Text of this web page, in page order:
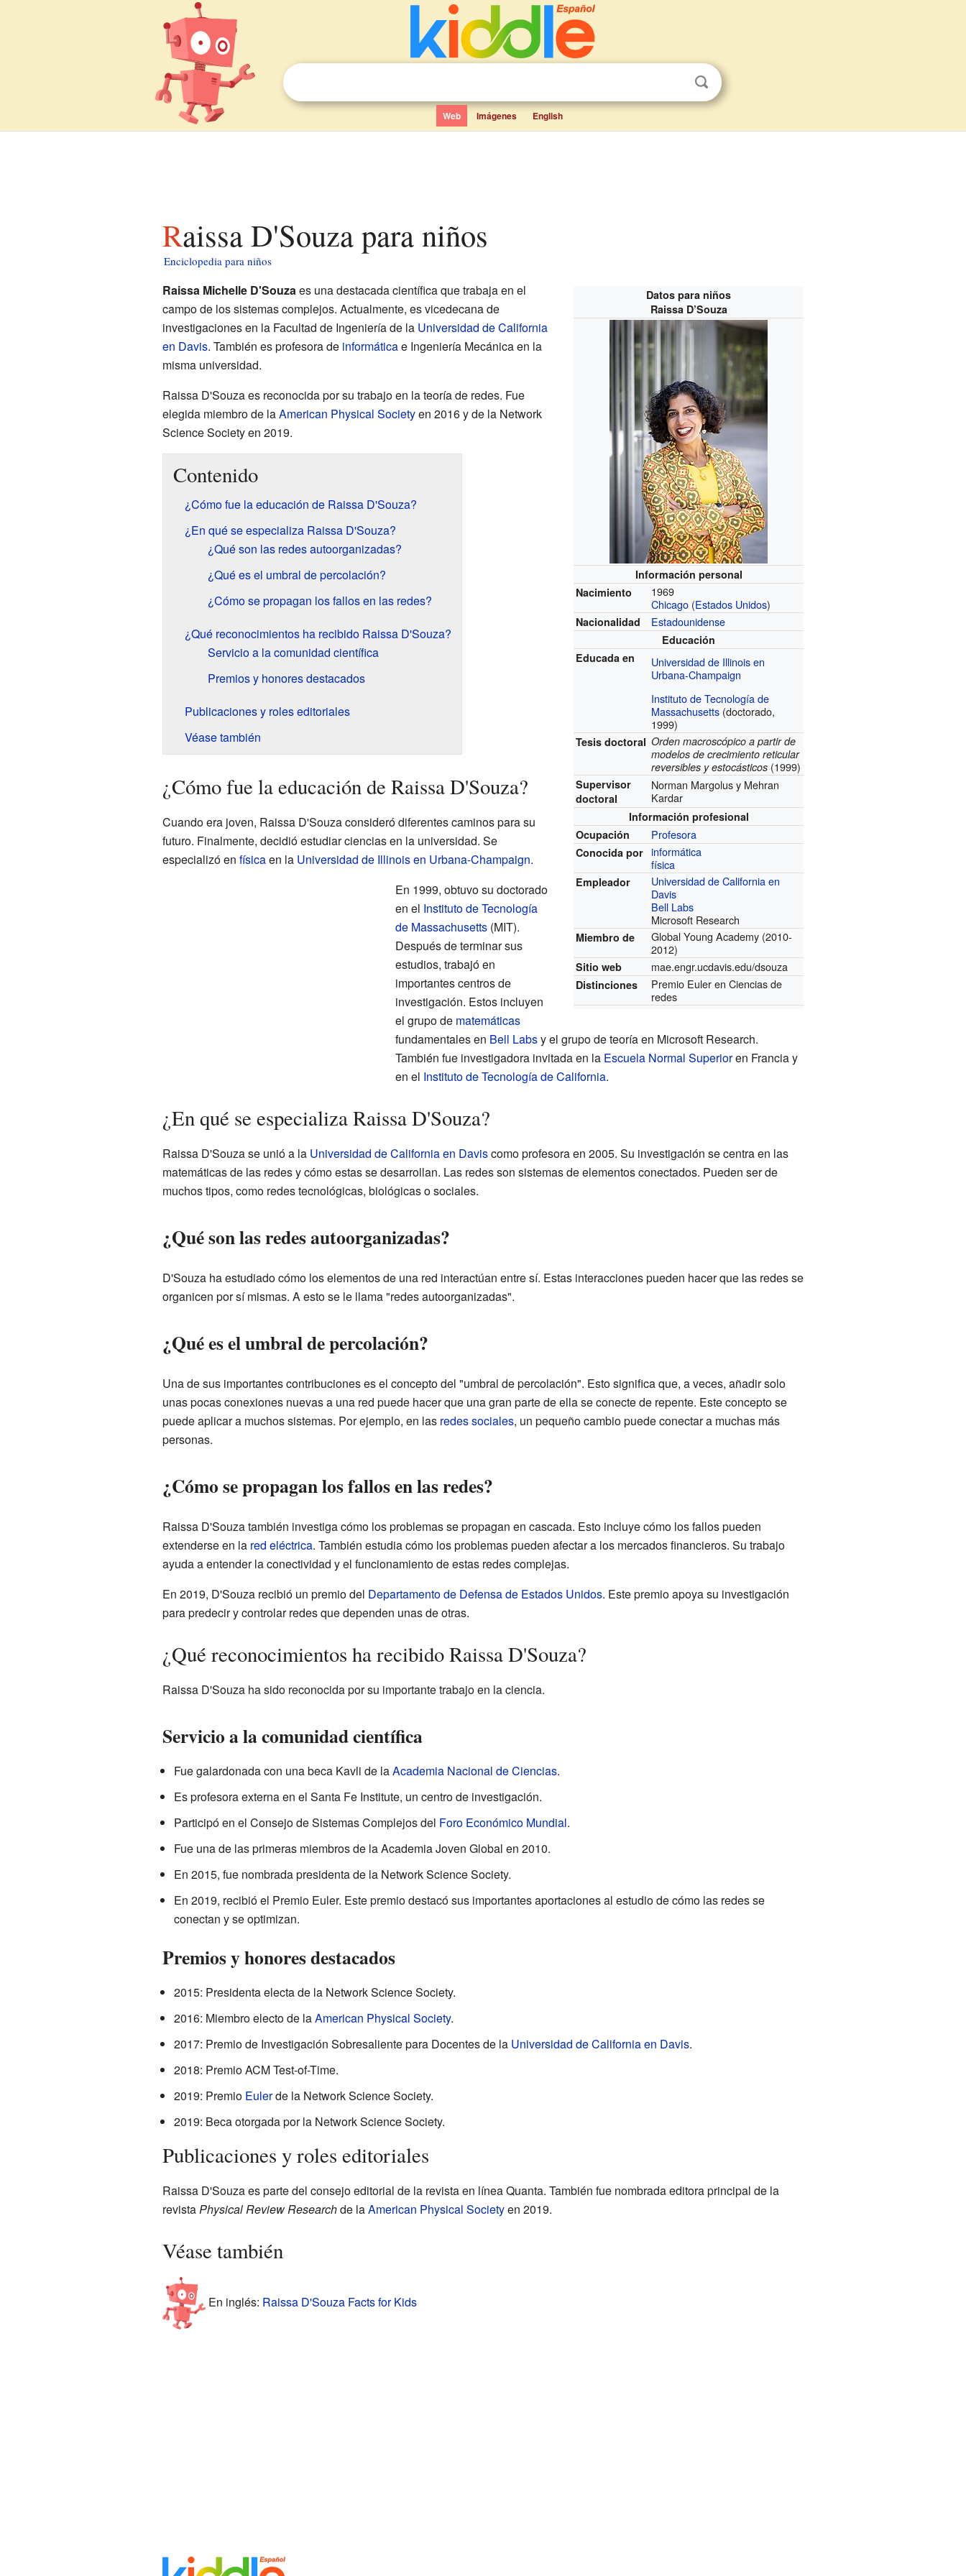
Web Imágenes English
Raissa D'Souza para niños
Enciclopedia para niños
Datos para niños
Raissa D’Souza
Información personal
Nacimiento
1969
Chicago (Estados Unidos)
Nacionalidad Estadounidense
Educación
Educada en
Universidad de Illinois en
Urbana-Champaign
Instituto de Tecnología de
Massachusetts (doctorado,
1999)
Tesis doctoral Orden macroscópico a partir de
modelos de crecimiento reticular
reversibles y estocásticos (1999)
Supervisor
doctoral
Norman Margolus y Mehran
Kardar
Información profesional
Ocupación
Profesora
Conocida por informática
física
Empleador
Universidad de California en
Davis
Bell Labs
Microsoft Research
Miembro de Global Young Academy (2010-
2012)
Sitio web mae.engr.ucdavis.edu/dsouza
Distinciones
Premio Euler en Ciencias de
redes
Raissa Michelle D'Souzaes una destacada científica que trabaja en el
campo de los sistemas complejos. Actualmente, es vicedecana de
investigaciones en la Facultad de Ingeniería de la Universidad de California
en Davis. También es profesora de informáticae Ingeniería Mecánica en la
misma universidad.
Raissa D'Souza es reconocida por su trabajo en la teoría de redes. Fue
elegida miembro de laAmerican Physical Societyen 2016 y de la Network
Science Society en 2019.
Contenido
¿Cómo fue la educación de Raissa D'Souza?
¿En qué se especializa Raissa D'Souza?
¿Qué son las redes autoorganizadas?
¿Qué es el umbral de percolación?
¿Cómo se propagan los fallos en las redes?
¿Qué reconocimientos ha recibido Raissa D'Souza?
Servicio a la comunidad científica
Premios y honores destacados
Publicaciones y roles editoriales
Véase también
¿Cómo fue la educación de Raissa D'Souza?
Cuando era joven, Raissa D'Souza consideró diferentes caminos para su
futuro. Finalmente, decidió estudiar ciencias en la universidad. Se
especializó en físicaen la Universidad de Illinois en Urbana-Champaign.
En 1999, obtuvo su doctorado
en el Instituto de Tecnología
de Massachusetts(MIT).
Después de terminar sus
estudios, trabajó en
importantes centros de
investigación. Estos incluyen
el grupo de matemáticas
fundamentales en Bell Labsy el grupo de teoría en Microsoft Research.
También fue investigadora invitada en la Escuela Normal Superioren Francia y
en el Instituto de Tecnología de California.
¿En qué se especializa Raissa D'Souza?
Raissa D'Souza se unió a la Universidad de California en Daviscomo profesora en 2005. Su investigación se centra en las
matemáticas de las redes y cómo estas se desarrollan. Las redes son sistemas de elementos conectados. Pueden ser de
muchos tipos, como redes tecnológicas, biológicas o sociales.
¿Qué son las redes autoorganizadas?
D'Souza ha estudiado cómo los elementos de una red interactúan entre sí. Estas interacciones pueden hacer que las redes se
organicen por sí mismas. A esto se le llama "redes autoorganizadas".
¿Qué es el umbral de percolación?
Una de sus importantes contribuciones es el concepto del "umbral de percolación". Esto significa que, a veces, añadir solo
unas pocas conexiones nuevas a una red puede hacer que una gran parte de ella se conecte de repente. Este concepto se
puede aplicar a muchos sistemas. Por ejemplo, en las redes sociales, un pequeño cambio puede conectar a muchas más
personas.
¿Cómo se propagan los fallos en las redes?
Raissa D'Souza también investiga cómo los problemas se propagan en cascada. Esto incluye cómo los fallos pueden
extenderse en la red eléctrica. También estudia cómo los problemas pueden afectar a los mercados financieros. Su trabajo
ayuda a entender la conectividad y el funcionamiento de estas redes complejas.
En 2019, D'Souza recibió un premio del Departamento de Defensa de Estados Unidos. Este premio apoya su investigación
para predecir y controlar redes que dependen unas de otras.
¿Qué reconocimientos ha recibido Raissa D'Souza?
Raissa D'Souza ha sido reconocida por su importante trabajo en la ciencia.
Servicio a la comunidad científica
Fue galardonada con una beca Kavli de laAcademia Nacional de Ciencias.
Es profesora externa en el Santa Fe Institute, un centro de investigación.
Participó en el Consejo de Sistemas Complejos del Foro Económico Mundial.
Fue una de las primeras miembros de la Academia Joven Global en 2010.
En 2015, fue nombrada presidenta de la Network Science Society.
En 2019, recibió el Premio Euler. Este premio destacó sus importantes aportaciones al estudio de cómo las redes se
conectan y se optimizan.
Premios y honores destacados
2015: Presidenta electa de la Network Science Society.
2016: Miembro electo de laAmerican Physical Society.
2017: Premio de Investigación Sobresaliente para Docentes de la Universidad de California en Davis.
2018: Premio ACM Test-of-Time.
2019: Premio Eulerde la Network Science Society.
2019: Beca otorgada por la Network Science Society.
Publicaciones y roles editoriales
Raissa D'Souza es parte del consejo editorial de la revista en línea Quanta. También fue nombrada editora principal de la
revistaPhysical Review Researchde laAmerican Physical Societyen 2019.
Véase también
En inglés: Raissa D'Souza Facts for Kids